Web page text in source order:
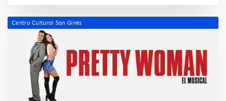
Centro Cultural San Ginés